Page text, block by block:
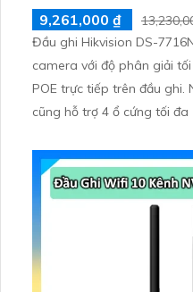
9,261,000 ₫
Đầu ghi Hikvision DS-
camera với độ phân giải
POE trực tiếp trên đầu ghi. Ngoài ra mẫu đầu ghi này
cũng hỗ trợ 4 ổ cứng tối
minh.